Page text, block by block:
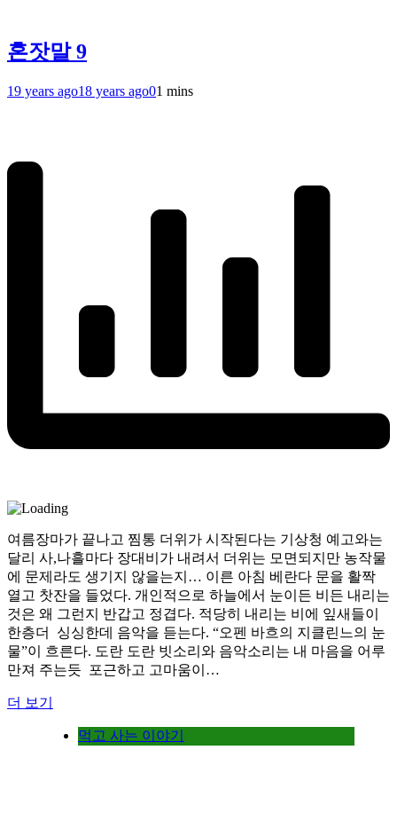
혼잣말 9
19 years ago18 years ago01 mins
여름장마가 끝나고 찜통 더위가 시작된다는 기상청 예고와는
달리 사,나흘마다 장대비가 내려서 더위는 모면되지만 농작물
에 문제라도 생기지 않을는지… 이른 아침 베란다 문을 활짝
열고 찻잔을 들었다. 개인적으로 하늘에서 눈이든 비든 내리는
것은 왜 그런지 반갑고 정겹다. 적당히 내리는 비에 잎새들이
한층더 싱싱한데 음악을 듣는다. “오펜 바흐의 지클린느의 눈
물”이 흐른다. 도란 도란 빗소리와 음악소리는 내 마음을 어루
만져 주는듯 포근하고 고마움이…
더 보기
먹고 사는 이야기